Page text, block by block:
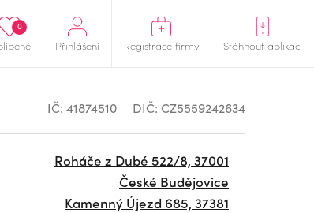
0
Přihlášení Registrace firmy Stáhnout aplikaci
IČ: 41874510 DIČ: CZ5559242634
Roháče z Dubé 522/8, 37001
České Budějovice
Kamenný Újezd 685, 37381